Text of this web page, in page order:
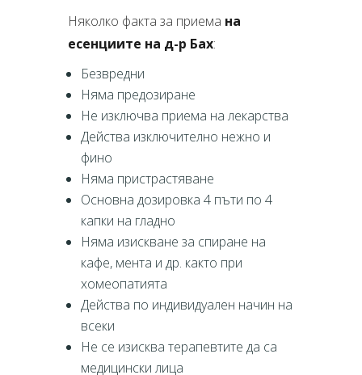
Няколко факта за приема на
есенциите на д-р Бах:
Безвредни
Няма предозиране
Не изключва приема на лекарства
Действа изключително нежно и
фино
Няма пристрастяване
Основна дозировка 4 пъти по 4
капки на гладно
Няма изискване за спиране на
кафе, мента и др. както при
хомеопатията
Действа по индивидуален начин на
всеки
Не се изисква терапевтите да са
медицински лица